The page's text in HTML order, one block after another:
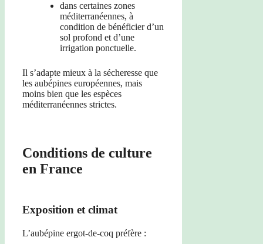
dans certaines zones
méditerranéennes, à
condition de bénéficier d’un
sol profond et d’une
irrigation ponctuelle.
Il s’adapte mieux à la sécheresse que
les aubépines européennes, mais
moins bien que les espèces
méditerranéennes strictes.
Conditions de culture
en France
Exposition et climat
L’aubépine ergot-de-coq préfère :